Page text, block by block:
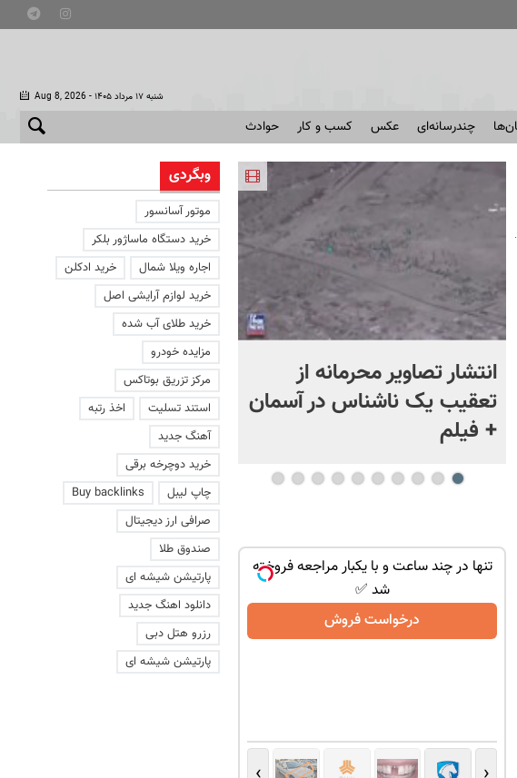
Aug 8, 2026 - شنبه ۱۷ مرداد ۱۴۰۵
چندرسانه‌ای عکس کسب و کار حوادث
انتشار تصاویر محرمانه از
تعقیب یک ناشناس در آسمان
+ فیلم
حمله خلبانان ایرانی به
+ فیلم
تنها در چند ساعت و با یکبار مراجعه فروخته
شد ✅
درخواست فروش
وبگردی
موتور آسانسور
خرید دستگاه ماساژور بلکر
اجاره ویلا شمال
خرید ادکلن
خرید لوازم آرایشی اصل
خرید طلای آب شده
مزایده خودرو
مرکز تزریق بوتاکس
استند تسلیت
اخذ رتبه
آهنگ جدید
خرید دوچرخه برقی
چاپ لیبل
Buy backlinks
صرافی ارز دیجیتال
صندوق طلا
پارتیشن شیشه ای
دانلود اهنگ جدید
رزرو هتل دبی
پارتیشن شیشه ای